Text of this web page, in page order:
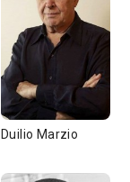
Duilio Marzio